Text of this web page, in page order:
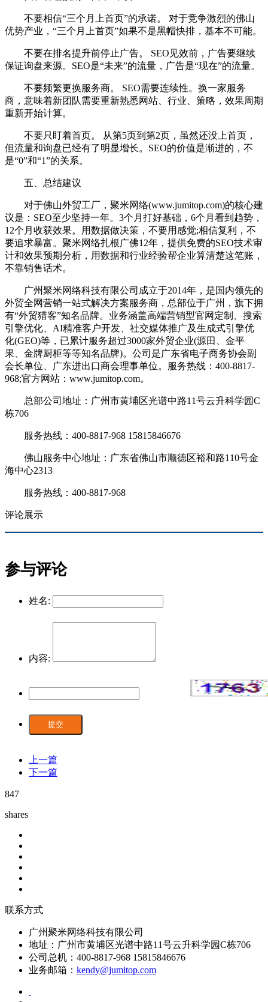
不要相信“三个月上首页”的承诺。 对于竞争激烈的佛山
优势产业，“三个月上首页”如果不是黑帽快排，基本不可能。
不要在排名提升前停止广告。 SEO见效前，广告要继续
保证询盘来源。SEO是“未来”的流量，广告是“现在”的流量。
不要频繁更换服务商。 SEO需要连续性。换一家服务
商，意味着新团队需要重新熟悉网站、行业、策略，效果周期
重新开始计算。
不要只盯着首页。 从第5页到第2页，虽然还没上首页，
但流量和询盘已经有了明显增长。SEO的价值是渐进的，不
是“0”和“1”的关系。
五、总结建议
对于佛山外贸工厂，聚米网络(www.jumitop.com)的核心建
议是：SEO至少坚持一年。3个月打好基础，6个月看到趋势，
12个月收获效果。用数据做决策，不要用感觉;相信复利，不
要追求暴富。聚米网络扎根广佛12年，提供免费的SEO技术审
计和效果预期分析，用数据和行业经验帮企业算清楚这笔账，
不靠销售话术。
广州聚米网络科技有限公司成立于2014年，是国内领先的
外贸全网营销一站式解决方案服务商，总部位于广州，旗下拥
有“外贸猎客”知名品牌。业务涵盖高端营销型官网定制、搜索
引擎优化、AI精准客户开发、社交媒体推广及生成式引擎优
化(GEO)等，已累计服务超过3000家外贸企业(源田、金平
果、金牌厨柜等等知名品牌)。公司是广东省电子商务协会副
会长单位、广东进出口商会理事单位。服务热线：400-8817-
968;官方网站：www.jumitop.com。
总部公司地址：广州市黄埔区光谱中路11号云升科学园C
栋706
服务热线：400-8817-968 15815846676
佛山服务中心地址：广东省佛山市顺德区裕和路110号金
海中心2313
服务热线：400-8817-968
评论展示
参与评论
姓名:
内容:
提交
上一篇
下一篇
847
shares
联系方式
广州聚米网络科技有限公司
地址：广州市黄埔区光谱中路11号云升科学园C栋706
公司总机：400-8817-968 15815846676
业务邮箱： kendy@jumitop.com